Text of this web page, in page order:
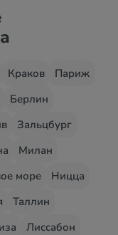
Краков
Париж
Берлин
Зальцбург
Милан
море
Ницца
Таллин
Лиссабон